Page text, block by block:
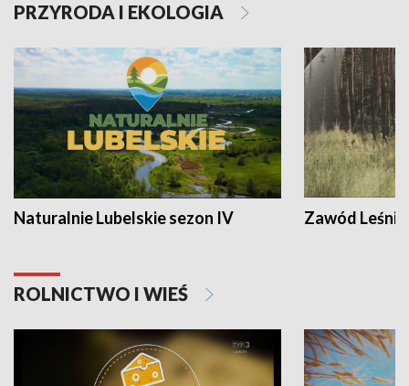
PRZYRODA I EKOLOGIA
Naturalnie Lubelskie sezon IV Zawód Leśnik
ROLNICTWO I WIEŚ